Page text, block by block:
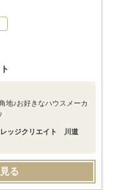
地♪お好きなハウスメーカ
レッジクリエイト 川道
る